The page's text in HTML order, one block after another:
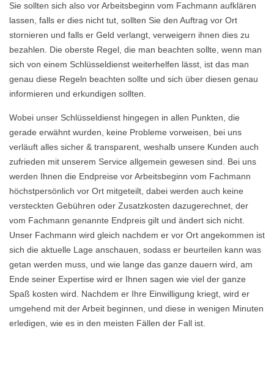
Sie sollten sich also vor Arbeitsbeginn vom Fachmann aufklären
lassen, falls er dies nicht tut, sollten Sie den Auftrag vor Ort
stornieren und falls er Geld verlangt, verweigern ihnen dies zu
bezahlen. Die oberste Regel, die man beachten sollte, wenn man
sich von einem Schlüsseldienst weiterhelfen lässt, ist das man
genau diese Regeln beachten sollte und sich über diesen genau
informieren und erkundigen sollten.
Wobei unser Schlüsseldienst hingegen in allen Punkten, die
gerade erwähnt wurden, keine Probleme vorweisen, bei uns
verläuft alles sicher & transparent, weshalb unsere Kunden auch
zufrieden mit unserem Service allgemein gewesen sind. Bei uns
werden Ihnen die Endpreise vor Arbeitsbeginn vom Fachmann
höchstpersönlich vor Ort mitgeteilt, dabei werden auch keine
versteckten Gebühren oder Zusatzkosten dazugerechnet, der
vom Fachmann genannte Endpreis gilt und ändert sich nicht.
Unser Fachmann wird gleich nachdem er vor Ort angekommen ist
sich die aktuelle Lage anschauen, sodass er beurteilen kann was
getan werden muss, und wie lange das ganze dauern wird, am
Ende seiner Expertise wird er Ihnen sagen wie viel der ganze
Spaß kosten wird. Nachdem er Ihre Einwilligung kriegt, wird er
umgehend mit der Arbeit beginnen, und diese in wenigen Minuten
erledigen, wie es in den meisten Fällen der Fall ist.